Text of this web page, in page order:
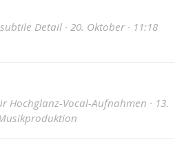
Detail · 20. Oktober · 11:18
Hochglanz-Vocal-Aufnahmen · 13.